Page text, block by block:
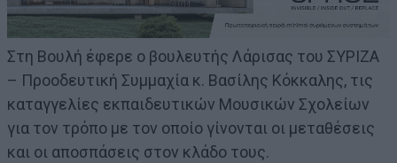
Στη Βουλή έφερε ο βουλευτής Λάρισας του ΣΥΡΙΖΑ
– Προοδευτική Συμμαχία κ. Βασίλης Κόκκαλης, τις
καταγγελίες εκπαιδευτικών Μουσικών Σχολείων
για τον τρόπο με τον οποίο γίνονται οι μεταθέσεις
και οι αποσπάσεις στον κλάδο τους.